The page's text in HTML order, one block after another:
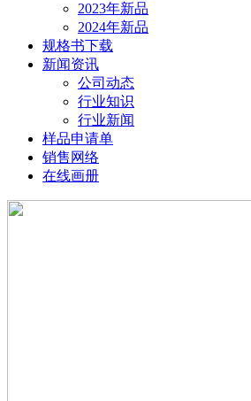
2023年新品
2024年新品
规格书下载
新闻资讯
公司动态
行业知识
行业新闻
样品申请单
销售网络
在线画册